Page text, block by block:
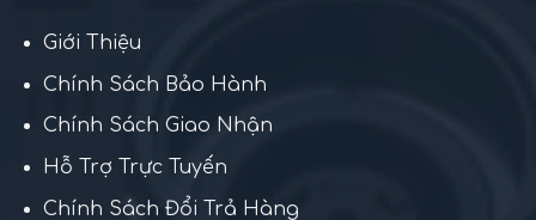
Giới Thiệu
Chính Sách Bảo Hành
Chính Sách Giao Nhận
Hỗ Trợ Trực Tuyến
Chính Sách Đổi Trả Hàng